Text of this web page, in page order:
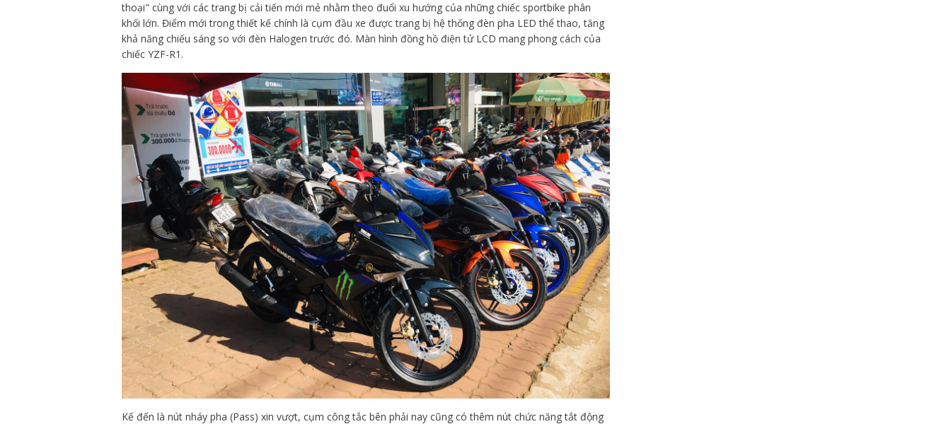
thoại" cùng với các trang bị cải tiến mới mẻ nhằm theo đuổi xu hướng của những chiếc sportbike phân
khối lớn. Điểm mới trong thiết kế chính là cụm đầu xe được trang bị hệ thống đèn pha LED thể thao, tăng
khả năng chiếu sáng so với đèn Halogen trước đó. Màn hình đồng hồ điện tử LCD mang phong cách của
chiếc YZF-R1.
Kế đến là nút nháy pha (Pass) xin vượt, cụm công tắc bên phải nay cũng có thêm nút chức năng tắt động